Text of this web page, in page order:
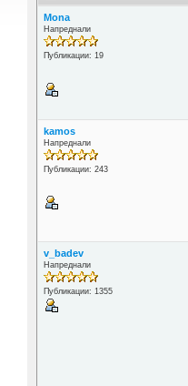
Mona
Напреднали
Публикации: 19
kamos
Напреднали
Публикации: 243
v_badev
Напреднали
Публикации: 1355